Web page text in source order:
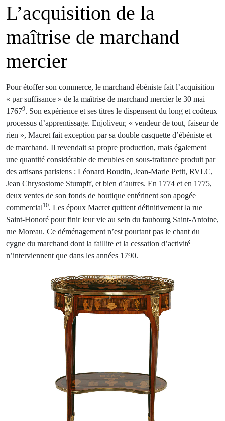
L’acquisition de la
maîtrise de ­marchand
mercier
Pour étoffer son commerce, le marchand ébéniste fait l’acquisition
« par suffisance » de la maîtrise de marchand mercier le 30 mai
17679. Son expérience et ses titres le dispensent du long et coûteux
processus d’apprentissage. Enjoliveur, « vendeur de tout, faiseur de
rien », Macret fait exception par sa double casquette d’ébéniste et
de marchand. Il revendait sa propre production, mais également
une quantité considérable de meubles en sous-traitance produit par
des artisans parisiens : Léonard Boudin, Jean-Marie Petit, RVLC,
Jean Chrysostome Stumpff, et bien d’autres. En 1774 et en 1775,
deux ventes de son fonds de boutique entérinent son apogée
commercial10. Les époux Macret quittent définitivement la rue
Saint-Honoré pour finir leur vie au sein du faubourg Saint-Antoine,
rue Moreau. Ce déménagement n’est pourtant pas le chant du
cygne du marchand dont la faillite et la cessation d’activité
n’interviennent que dans les années 1790.